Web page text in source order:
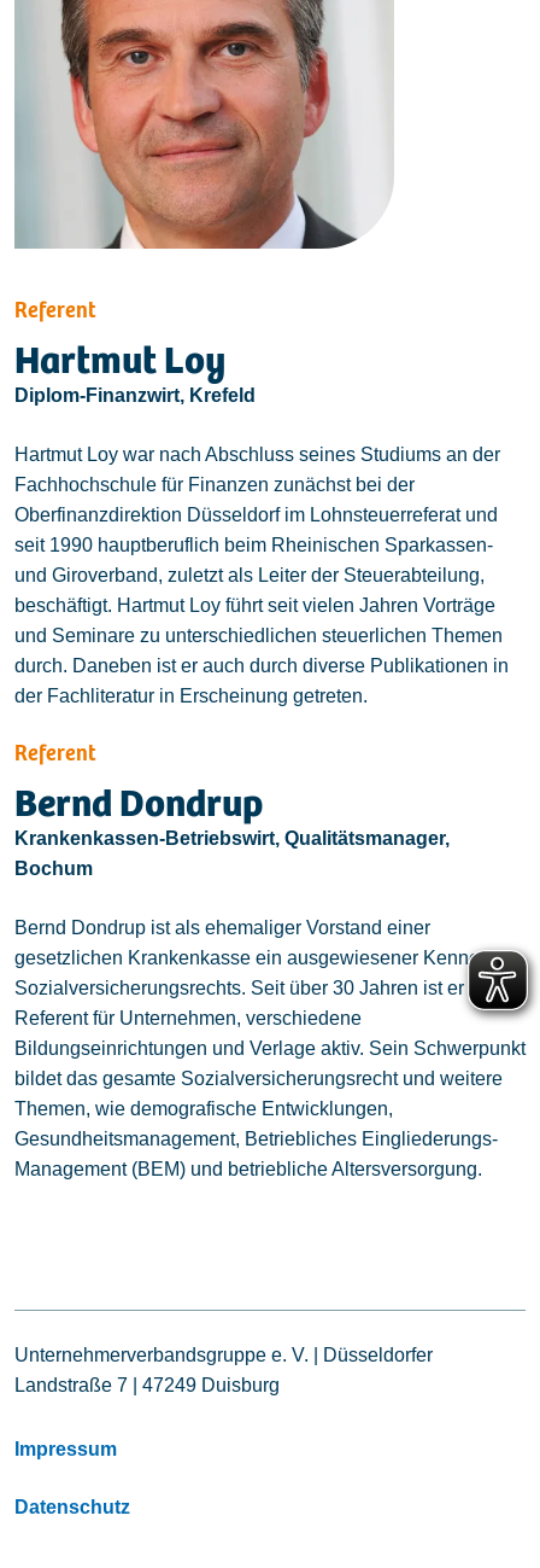
Referent
Hartmut Loy
Diplom-Finanzwirt, Krefeld
Hartmut Loy war nach Abschluss seines Studiums an der
Fachhochschule für Finanzen zunächst bei der
Oberfinanzdirektion Düsseldorf im Lohnsteuerreferat und
seit 1990 hauptberuflich beim Rheinischen Sparkassen-
und Giroverband, zuletzt als Leiter der Steuerabteilung,
beschäftigt. Hartmut Loy führt seit vielen Jahren Vorträge
und Seminare zu unterschiedlichen steuerlichen Themen
durch. Daneben ist er auch durch diverse Publikationen in
der Fachliteratur in Erscheinung getreten.
Referent
Bernd Dondrup
Krankenkassen-Betriebswirt, Qualitätsmanager,
Bochum
Bernd Dondrup ist als ehemaliger Vorstand einer
gesetzlichen Krankenkasse ein ausgewiesener Kenner des
Sozialversicherungsrechts. Seit über 30 Jahren ist er als
Referent für Unternehmen, verschiedene
Bildungseinrichtungen und Verlage aktiv. Sein Schwerpunkt
bildet das gesamte Sozialversicherungsrecht und weitere
Themen, wie demografische Entwicklungen,
Gesundheitsmanagement, Betriebliches Eingliederungs-
Management (BEM) und betriebliche Altersversorgung.
Unternehmerverbandsgruppe e. V. | Düsseldorfer
Landstraße 7 | 47249 Duisburg
Impressum
Datenschutz